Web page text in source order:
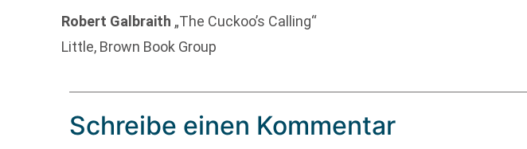
Robert Galbraith „The Cuckoo’s Calling“
Little, Brown Book Group
Schreibe einen Kommentar